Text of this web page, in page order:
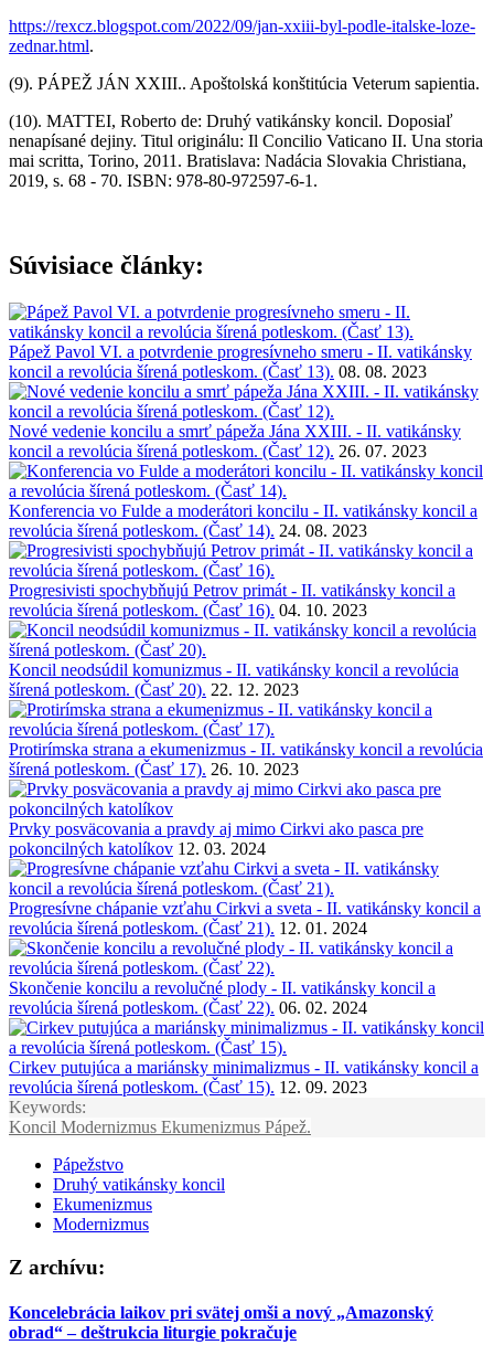
https://rexcz.blogspot.com/2022/09/jan-xxiii-byl-podle-italske-loze-
zednar.html.
(9). PÁPEŽ JÁN XXIII.. Apoštolská konštitúcia Veterum sapientia.
(10). MATTEI, Roberto de: Druhý vatikánsky koncil. Doposiaľ
nenapísané dejiny. Titul originálu: Il Concilio Vaticano II. Una storia
mai scritta, Torino, 2011. Bratislava: Nadácia Slovakia Christiana,
2019, s. 68 - 70. ISBN: 978-80-972597-6-1.
Súvisiace články:
Pápež Pavol VI. a potvrdenie progresívneho smeru - II. vatikánsky
koncil a revolúcia šírená potleskom. (Časť 13). 08. 08. 2023
Nové vedenie koncilu a smrť pápeža Jána XXIII. - II. vatikánsky
koncil a revolúcia šírená potleskom. (Časť 12). 26. 07. 2023
Konferencia vo Fulde a moderátori koncilu - II. vatikánsky koncil a
revolúcia šírená potleskom. (Časť 14). 24. 08. 2023
Progresivisti spochybňujú Petrov primát - II. vatikánsky koncil a
revolúcia šírená potleskom. (Časť 16). 04. 10. 2023
Koncil neodsúdil komunizmus - II. vatikánsky koncil a revolúcia
šírená potleskom. (Časť 20). 22. 12. 2023
Protirímska strana a ekumenizmus - II. vatikánsky koncil a revolúcia
šírená potleskom. (Časť 17). 26. 10. 2023
Prvky posväcovania a pravdy aj mimo Cirkvi ako pasca pre
pokoncilných katolíkov 12. 03. 2024
Progresívne chápanie vzťahu Cirkvi a sveta - II. vatikánsky koncil a
revolúcia šírená potleskom. (Časť 21). 12. 01. 2024
Skončenie koncilu a revolučné plody - II. vatikánsky koncil a
revolúcia šírená potleskom. (Časť 22). 06. 02. 2024
Cirkev putujúca a mariánsky minimalizmus - II. vatikánsky koncil a
revolúcia šírená potleskom. (Časť 15). 12. 09. 2023
Keywords:
Koncil Modernizmus Ekumenizmus Pápež.
Pápežstvo
Druhý vatikánsky koncil
Ekumenizmus
Modernizmus
Z archívu:
Koncelebrácia laikov pri svätej omši a nový „Amazonský
obrad“ – deštrukcia liturgie pokračuje